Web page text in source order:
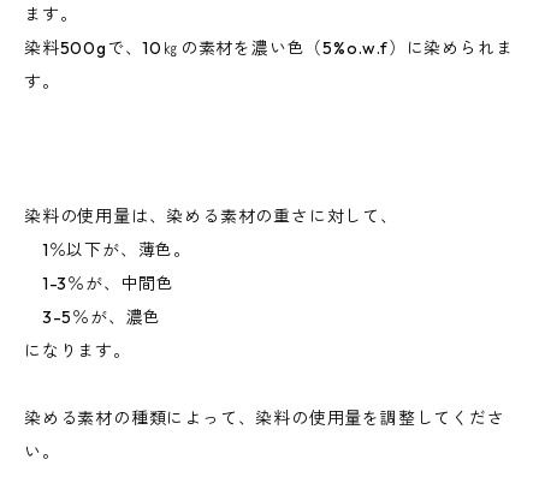
ます。
染料500gで、10㎏の素材を濃い色（5%o.w.f）に染められま
す。
染料の使用量は、染める素材の重さに対して、
1％以下が、薄色。
1-3％が、中間色
3-5％が、濃色
になります。
染める素材の種類によって、染料の使用量を調整してくださ
い。